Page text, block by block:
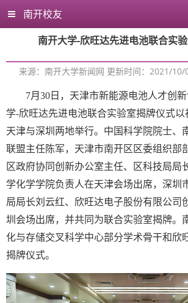
南开校友
南开大学-欣旺达先进电池联合实
来源：南开大学新闻网 更新时间：2021/10/
7月30日，天津市新能源电池人才创
学-欣旺达先进电池联合实验室揭牌仪式
天津与深圳两地举行。中国科学院院士、
联盟主任陈军，天津市南开区区委组织部
区政府协同创新办公室主任、区科技局局
学化学学院负责人在天津会场出席，深圳
局局长刘云红、欣旺达电子股份有限公司
圳会场出席，并共同为联合实验室揭牌。
化与存储交叉科学中心部分学术骨干和欣
揭牌仪式。